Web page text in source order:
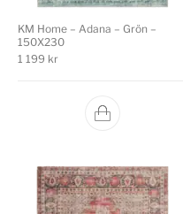
KM Home – Adana – Grön –
150X230
1 199 kr